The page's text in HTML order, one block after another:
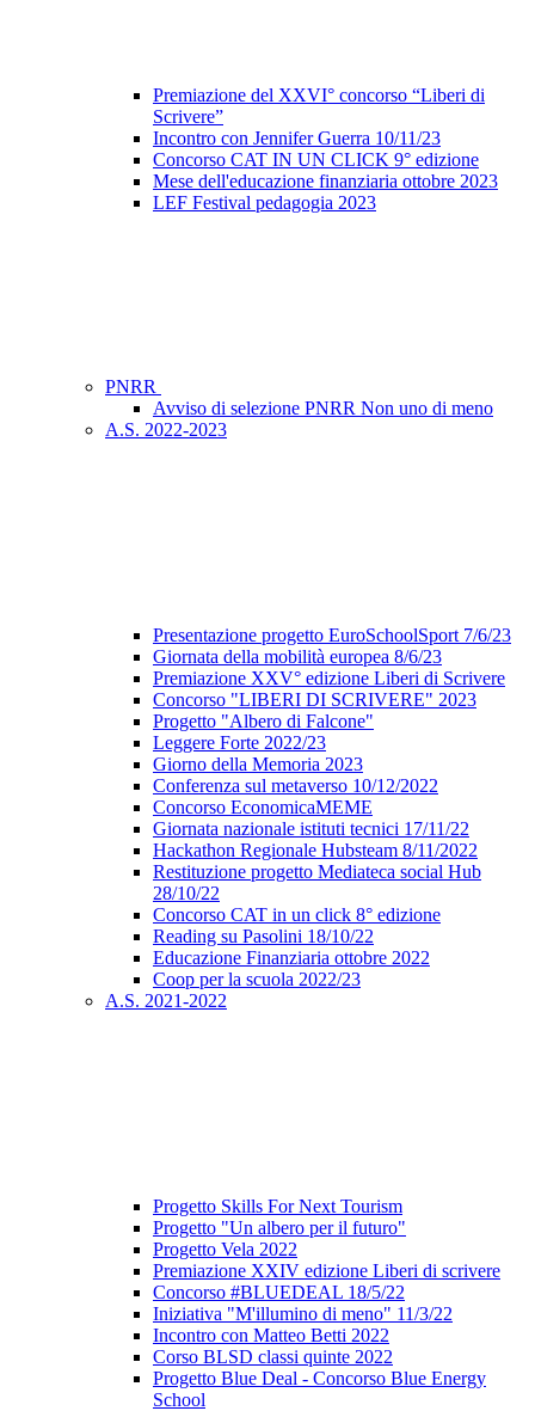
Premiazione del XXVI° concorso “Liberi di
Scrivere”
Incontro con Jennifer Guerra 10/11/23
Concorso CAT IN UN CLICK 9° edizione
Mese dell'educazione finanziaria ottobre 2023
LEF Festival pedagogia 2023
PNRR
Avviso di selezione PNRR Non uno di meno
A.S. 2022-2023
Presentazione progetto EuroSchoolSport 7/6/23
Giornata della mobilità europea 8/6/23
Premiazione XXV° edizione Liberi di Scrivere
Concorso "LIBERI DI SCRIVERE" 2023
Progetto "Albero di Falcone"
Leggere Forte 2022/23
Giorno della Memoria 2023
Conferenza sul metaverso 10/12/2022
Concorso EconomicaMEME
Giornata nazionale istituti tecnici 17/11/22
Hackathon Regionale Hubsteam 8/11/2022
Restituzione progetto Mediateca social Hub
28/10/22
Concorso CAT in un click 8° edizione
Reading su Pasolini 18/10/22
Educazione Finanziaria ottobre 2022
Coop per la scuola 2022/23
A.S. 2021-2022
Progetto Skills For Next Tourism
Progetto "Un albero per il futuro"
Progetto Vela 2022
Premiazione XXIV edizione Liberi di scrivere
Concorso #BLUEDEAL 18/5/22
Iniziativa "M'illumino di meno" 11/3/22
Incontro con Matteo Betti 2022
Corso BLSD classi quinte 2022
Progetto Blue Deal - Concorso Blue Energy
School